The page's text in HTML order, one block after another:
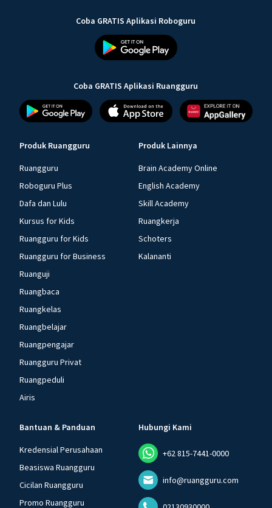
Coba GRATIS Aplikasi Roboguru
Coba GRATIS Aplikasi Ruangguru
Produk Ruangguru
Ruangguru
Roboguru Plus
Dafa dan Lulu
Kursus for Kids
Ruangguru for Kids
Ruangguru for Business
Ruanguji
Ruangbaca
Ruangkelas
Ruangbelajar
Ruangpengajar
Ruangguru Privat
Ruangpeduli
Airis
Produk Lainnya
Brain Academy Online
English Academy
Skill Academy
Ruangkerja
Schoters
Kalananti
Bantuan & Panduan
Kredensial Perusahaan
Beasiswa Ruangguru
Cicilan Ruangguru
Promo Ruangguru
Hubungi Kami
+62 815-7441-0000
info@ruangguru.com